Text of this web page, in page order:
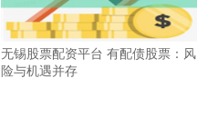
无锡股票配资平台 有配债股票：风
险与机遇并存